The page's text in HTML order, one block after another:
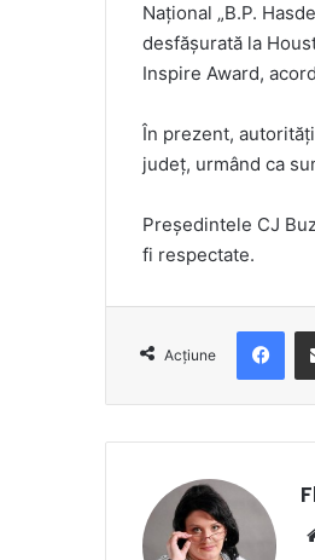
Național „B.P.
desfășurată la
Inspire Award,
În prezent,
județ, urmând ca
Președintele CJ
fi respectate.
Acțiune